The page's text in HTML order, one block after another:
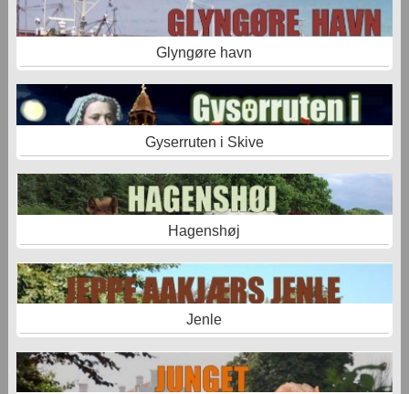
Glyngøre havn
Gyserruten i Skive
Hagenshøj
Jenle